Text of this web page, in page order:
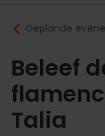
Main
Geplande
Beleef
Talia